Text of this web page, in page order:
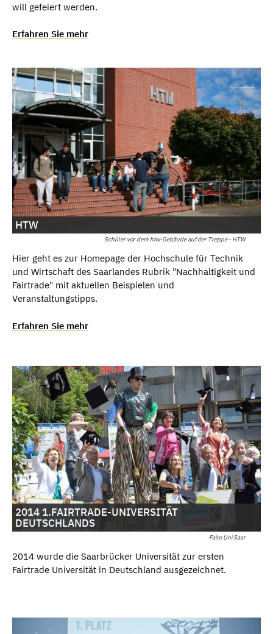
will gefeiert werden.
Erfahren Sie mehr
Schüler vor dem htw-Gebäude auf der Treppe - HTW
HTW
Hier geht es zur Homepage der Hochschule für Technik
und Wirtschaft des Saarlandes Rubrik "Nachhaltigkeit und
Fairtrade" mit aktuellen Beispielen und
Veranstaltungstipps.
Erfahren Sie mehr
Faire Uni Saar
2014 1.FAIRTRADE-UNIVERSITÄT
DEUTSCHLANDS
2014 wurde die Saarbrücker Universität zur ersten
Fairtrade Universität in Deutschland ausgezeichnet.